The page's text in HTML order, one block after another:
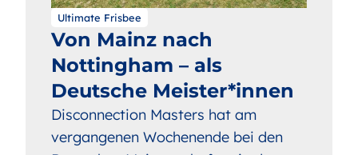
Ultimate Frisbee
Von Mainz nach
Nottingham – als
Deutsche Meister*innen
Disconnection Masters hat am
vergangenen Wochenende bei den